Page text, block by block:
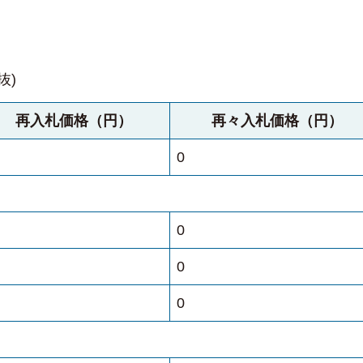
)
再入札価格（円） 再々入札価格（円）
0
0
0
0